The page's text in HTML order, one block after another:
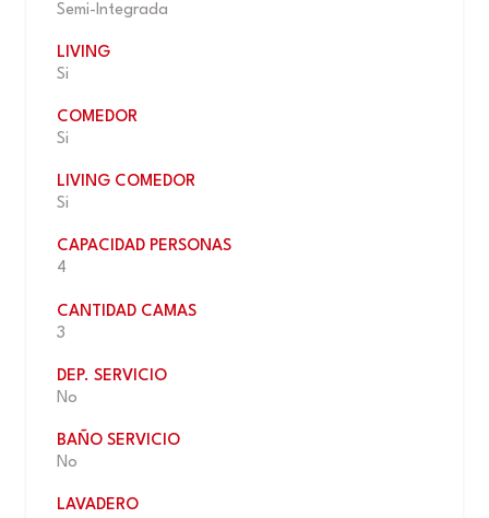
Semi-Integrada
LIVING
Si
COMEDOR
Si
LIVING COMEDOR
Si
CAPACIDAD PERSONAS
4
CANTIDAD CAMAS
3
DEP. SERVICIO
No
BAÑO SERVICIO
No
LAVADERO